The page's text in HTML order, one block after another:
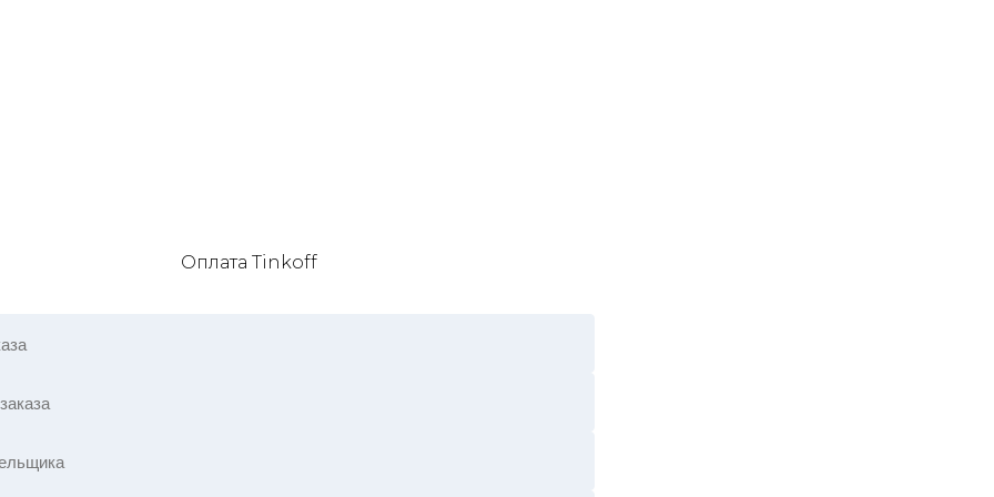
Оплата Tinkoff